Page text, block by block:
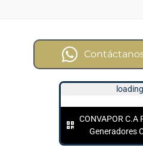
CONVAPOR C.A
Generadores